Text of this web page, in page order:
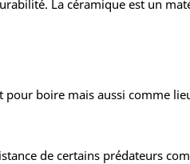
La céramique est un
boire mais aussi comme
de certains prédateurs